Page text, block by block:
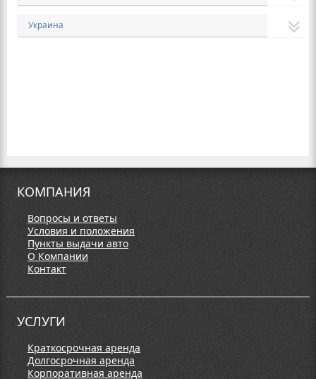
Украина
КОМПАНИЯ
Вопросы и ответы
Условия и положения
Пункты выдачи авто
О Компании
Контакт
УСЛУГИ
Краткосрочная аренда
Долгосрочная аренда
Корпоративная аренда